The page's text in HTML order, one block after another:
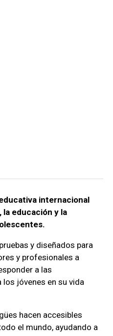
internacional
la educación y la
y diseñados para
y profesionales a
a las
los jóvenes en su vida
hacen accesibles
el mundo, ayudando a